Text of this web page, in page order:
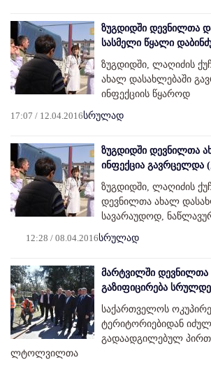
ზუგდიდში დევნილთა
სასმელი წყალი
ზუგდიდში, ლაღიძის
ახალ დასახლებაში
ინფექციის წყაროდ
17:07 / 12.04.2016სრულად
ზუგდიდში დევნილთა
ინფექცია გავრცელდა
ზუგდიდში, ლაღიძის
დევნილთა ახალ
სავარაუდოდ,
12:28 / 08.04.2016სრულად
მარტვილში დევნილთა
გაზიფიცირება
საქართველოს
ტერიტორიებიდან
გადაადგილებულ
ლტოლვილთა